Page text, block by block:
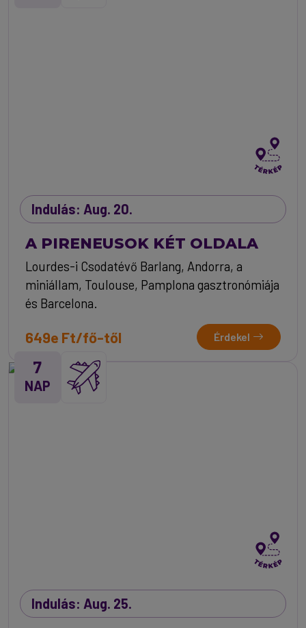
Indulás: Aug. 20.
A PIRENEUSOK KÉT OLDALA
Lourdes-i Csodatévő Barlang, Andorra, a
miniállam, Toulouse, Pamplona gasztronómiája
és Barcelona.
649e Ft/fő-től Érdekel
7
NAP
Indulás: Aug. 25.